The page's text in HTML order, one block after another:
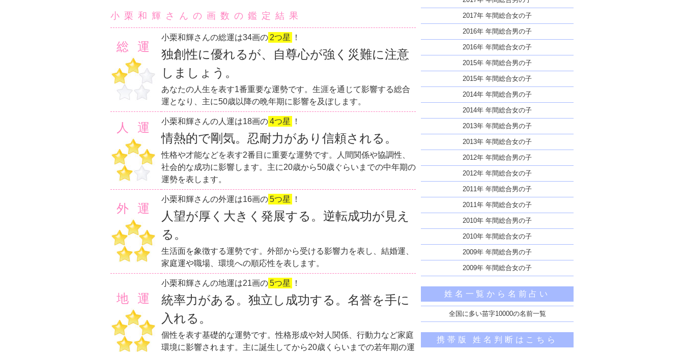
小栗和輝さんの画数の鑑定結果
総運
小栗和輝さんの総運は34画の 2つ星 ！
独創性に優れるが、自尊心が強く災難に注意
しましょう。
あなたの人生を表す1番重要な運勢です。生涯を通じて影響する総合
運となり、主に50歳以降の晩年期に影響を及ぼします。
人運 小栗和輝さんの人運は18画の4つ星 ！
情熱的で剛気。忍耐力があり信頼される。
性格や才能などを表す2番目に重要な運勢です。人間関係や協調性、
社会的な成功に影響します。主に20歳から50歳ぐらいまでの中年期の
運勢を表します。
外運
小栗和輝さんの外運は16画の5つ星 ！
人望が厚く大きく発展する。逆転成功が見え
る。
生活面を象徴する運勢です。外部から受ける影響力を表し、結婚運、
家庭運や職場、環境への順応性を表します。
地運
小栗和輝さんの地運は21画の5つ星 ！
統率力がある。独立し成功する。名誉を手に
入れる。
個性を表す基礎的な運勢です。性格形成や対人関係、行動力など家庭
環境に影響されます。主に誕生してから20歳くらいまでの若年期の運
2017年 年間総合女の子
2016年 年間総合男の子
2016年 年間総合女の子
2015年 年間総合男の子
2015年 年間総合女の子
2014年 年間総合男の子
2014年 年間総合女の子
2013年 年間総合男の子
2013年 年間総合女の子
2012年 年間総合男の子
2012年 年間総合女の子
2011年 年間総合男の子
2011年 年間総合女の子
2010年 年間総合男の子
2010年 年間総合女の子
2009年 年間総合男の子
2009年 年間総合女の子
姓名一覧から名前占い
全国に多い苗字10000の名前一覧
携帯版 姓名判断はこちら